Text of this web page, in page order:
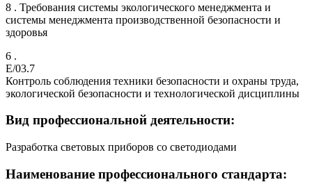
8 . Требования системы экологического менеджмента и
системы менеджмента производственной безопасности и
здоровья
6 .
E/03.7
Контроль соблюдения техники безопасности и охраны труда,
экологической безопасности и технологической дисциплины
Вид профессиональной деятельности:
Разработка световых приборов со светодиодами
Наименование профессионального стандарта: